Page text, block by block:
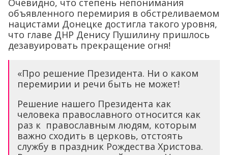
объявленного перемирия в обстреливаемом
нацистами Донецке достигла такого уровня,
что главе ДНР Денису Пушилину пришлось
дезавуировать прекращение огня!
«Про решение Президента. Ни о каком
перемирии и речи быть не может!
Решение нашего Президента как
человека православного относится как
раз к православным людям, которым
важно сходить в церковь, отстоять
службу в праздник Рождества Христова.